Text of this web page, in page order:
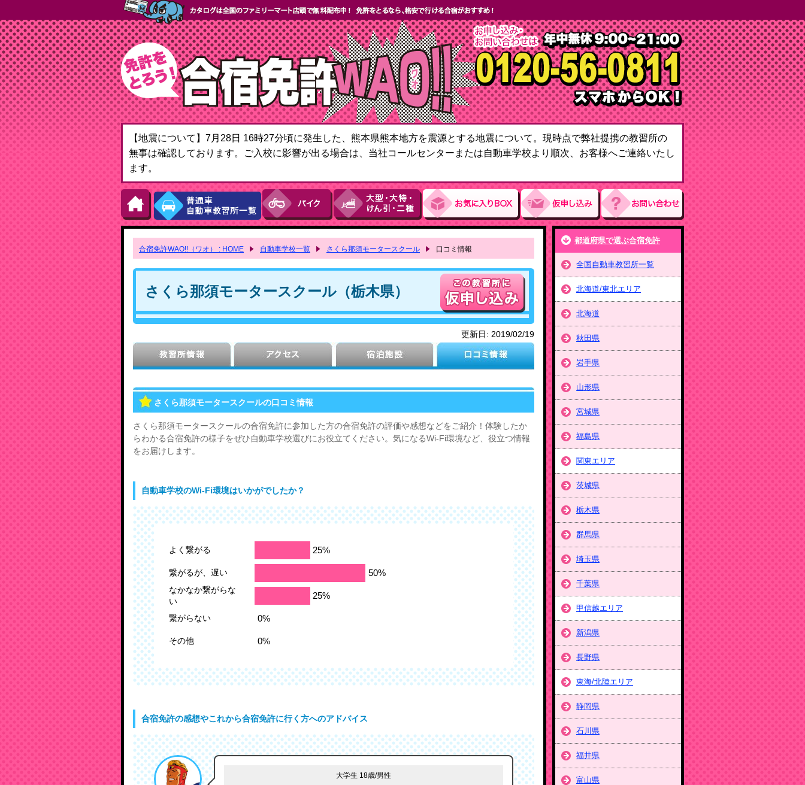
【地震について】7月28日 16時27分頃に発生した、熊本県熊本地方を震源とする地震について。現時点で弊社提携の教習所の
無事は確認しております。ご入校に影響が出る場合は、当社コールセンターまたは自動車学校より順次、お客様へご連絡いたし
ます。
合宿免許WAO!!（ワオ） : HOME 自動車学校一覧 さくら那須モータースクール 口コミ情報
さくら那須モータースクール（栃木県）
更新日: 2019/02/19
さくら那須モータースクールの口コミ情報
さくら那須モータースクールの合宿免許に参加した方の合宿免許の評価や感想などをご紹介！体験したか
らわかる合宿免許の様子をぜひ自動車学校選びにお役立てください。気になるWi-Fi環境など、役立つ情報
をお届けします。
自動車学校のWi-Fi環境はいかがでしたか？
よく繋がる
繋がるが、遅い
なかなか繋がらな
い
繋がらない
その他
合宿免許の感想やこれから合宿免許に行く方へのアドバイス
大学生 18歳/男性
都道府県で選ぶ合宿免許
全国自動車教習所一覧
北海道/東北エリア
北海道
秋田県
岩手県
山形県
宮城県
福島県
関東エリア
茨城県
栃木県
群馬県
埼玉県
千葉県
甲信越エリア
新潟県
長野県
東海/北陸エリア
静岡県
石川県
福井県
富山県